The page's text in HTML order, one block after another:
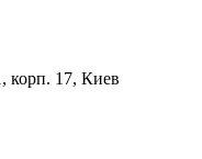
корп. 17, Киев